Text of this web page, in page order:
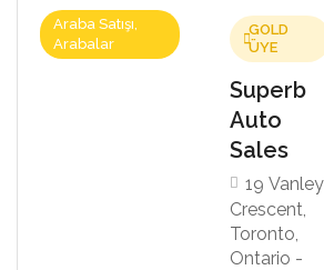
Araba Satışı,
Arabalar
GOLD
ÜYE
Superb
Auto
Sales
19 Vanley
Crescent,
Toronto,
Ontario -